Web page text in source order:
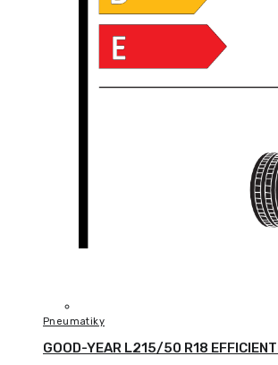
Pneumatiky
GOOD-YEAR L215/50 R18